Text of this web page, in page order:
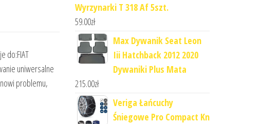
do:FIAT
uniwersalne
problemu,
Wyrzynarki T 318 Af 5szt.
59.00zł
Max Dywanik Seat Leon
Iii Hatchback 2012 2020
Dywaniki Plus Mata
215.00zł
Veriga Łańcuchy
Śniegowe Pro Compact Kn